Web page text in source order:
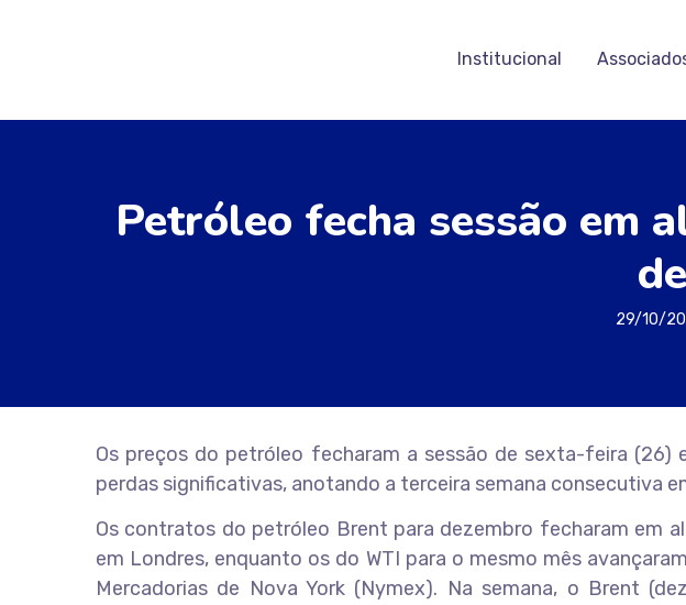
Institucional
Petróleo fecha sessão em
29/10/
Os preços do petróleo fecharam a sessão de sexta-feira (26)
perdas significativas, anotando a terceira semana consecutiva
Os contratos do petróleo Brent para dezembro fecharam em
em Londres, enquanto os do WTI para o mesmo mês
Mercadorias de Nova York (Nymex). Na semana, o Brent